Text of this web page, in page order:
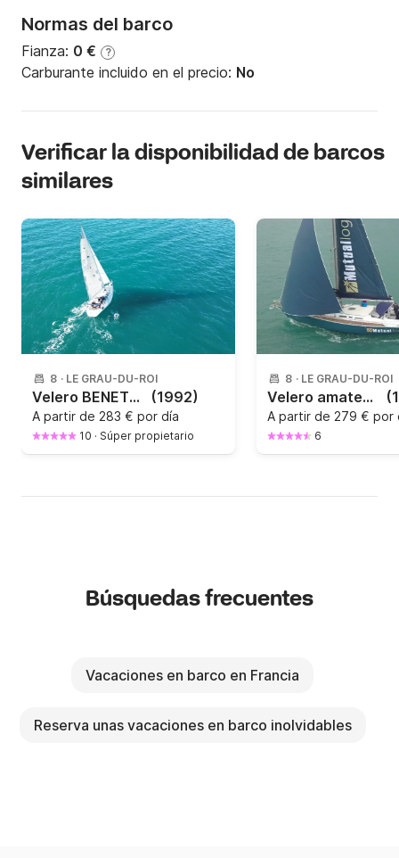
Normas del barco
Fianza: 0 € ?
Carburante incluido en el precio: No
Verificar la disponibilidad de barcos
similares
8 · LE GRAU-DU-ROI
Velero BENETEAU FIRST 35S5 10.8m (1992)
A partir de 283 € por día
10 · Súper propietario
8 · LE GRAU-DU-ROI
Velero amateur atlantic 49 15m
A partir de 279 € por
6
Búsquedas frecuentes
Vacaciones en barco en Francia
Reserva unas vacaciones en barco inolvidables